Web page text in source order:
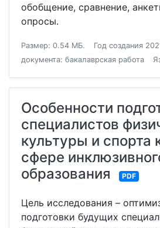
обобщение, сравнение,
опросы.
Размер: 0.54 МБ. Год создания
документа: бакалаврская работа
Особенности
специалистов
культуры и спорта
сфере
образования
PDF
Цель исследования –
подготовки будущих